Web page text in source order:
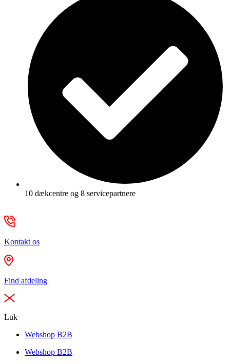
10 dækcentre og 8 servicepartnere
Kontakt os
Find afdeling
Luk
Webshop B2B
Webshop B2B